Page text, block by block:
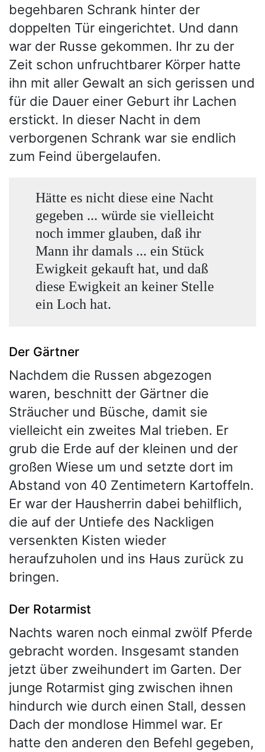
begehbaren Schrank hinter der
doppelten Tür eingerichtet. Und dann
war der Russe gekommen. Ihr zu der
Zeit schon unfruchtbarer Körper hatte
ihn mit aller Gewalt an sich gerissen und
für die Dauer einer Geburt ihr Lachen
erstickt. In dieser Nacht in dem
verborgenen Schrank war sie endlich
zum Feind übergelaufen.
Hätte es nicht diese eine Nacht
gegeben ... würde sie vielleicht
noch immer glauben, daß ihr
Mann ihr damals ... ein Stück
Ewigkeit gekauft hat, und daß
diese Ewigkeit an keiner Stelle
ein Loch hat.
Der Gärtner
Nachdem die Russen abgezogen
waren, beschnitt der Gärtner die
Sträucher und Büsche, damit sie
vielleicht ein zweites Mal trieben. Er
grub die Erde auf der kleinen und der
großen Wiese um und setzte dort im
Abstand von 40 Zentimetern Kartoffeln.
Er war der Hausherrin dabei behilflich,
die auf der Untiefe des Nackligen
versenkten Kisten wieder
heraufzuholen und ins Haus zurück zu
bringen.
Der Rotarmist
Nachts waren noch einmal zwölf Pferde
gebracht worden. Insgesamt standen
jetzt über zweihundert im Garten. Der
junge Rotarmist ging zwischen ihnen
hindurch wie durch einen Stall, dessen
Dach der mondlose Himmel war. Er
hatte den anderen den Befehl gegeben,